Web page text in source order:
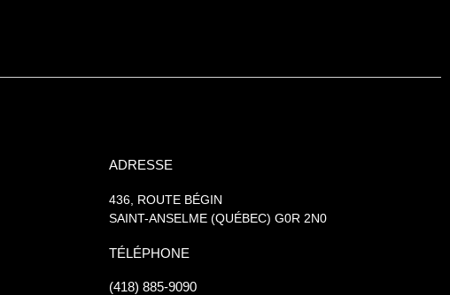
ADRESSE
436, ROUTE BÉGIN
SAINT-ANSELME (QUÉBEC) G0R 2N0
TÉLÉPHONE
(418) 885-9090